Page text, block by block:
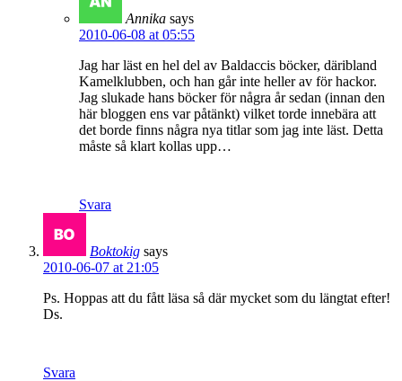
Annika says
2010-06-08 at 05:55
Jag har läst en hel del av Baldaccis böcker, däribland
Kamelklubben, och han går inte heller av för hackor.
Jag slukade hans böcker för några år sedan (innan den
här bloggen ens var påtänkt) vilket torde innebära att
det borde finns några nya titlar som jag inte läst. Detta
måste så klart kollas upp…
Svara
Boktokig says
2010-06-07 at 21:05
Ps. Hoppas att du fått läsa så där mycket som du längtat efter!
Ds.
Svara